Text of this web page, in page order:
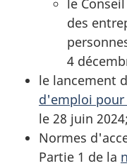
des
4
le lancement
d'emploi pour
le 28 juin 2024;
Normes
Partie 1 de la